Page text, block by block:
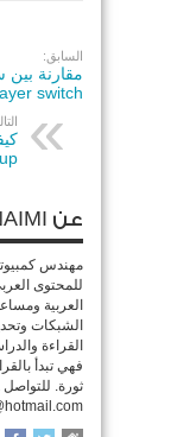
السابق:
switch
عن AYMAN ALNAIMI أيمن النعيمي
مهندس
للمحتوى
العربية
الشبكات
القراءة
فهي تبدأ